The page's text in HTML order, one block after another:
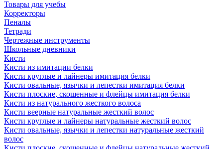
Товары для учебы
Корректоры
Пеналы
Тетради
Чертежные инструменты
Школьные дневники
Кисти
Кисти из имитации белки
Кисти круглые и лайнеры имитация белки
Кисти овальные, язычки и лепестки имитация белки
Кисти плоские, скошенные и флейцы имитация белки
Кисти из натурального жесткого волоса
Кисти веерные натуральные жесткий волос
Кисти круглые и лайнеры натуральные жесткий волос
Кисти овальные, язычки и лепестки натуральные жесткий
волос